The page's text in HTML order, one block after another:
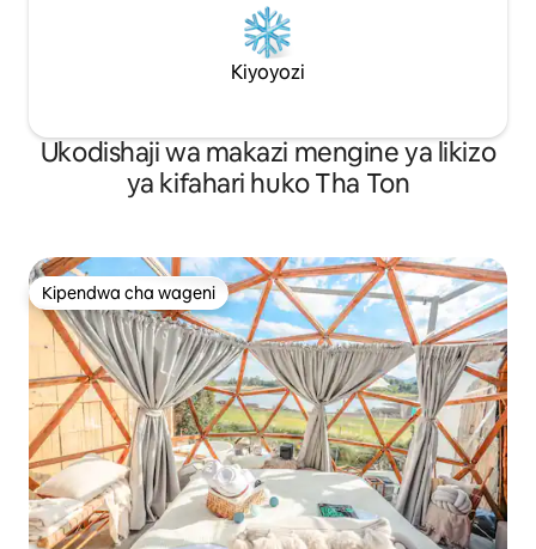
Kiyoyozi
Ukodishaji wa makazi mengine ya likizo
ya kifahari huko Tha Ton
Kipendwa cha wageni
Kipendwa cha wageni